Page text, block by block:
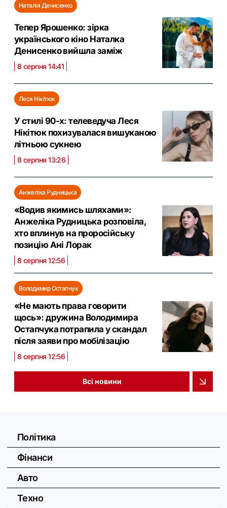
Наталія Денисенко
Тепер Ярошенко: зірка
українського кіно Наталка
Денисенко вийшла заміж
8 серпня 14:41
Леся Нікітюк
У стилі 90-х: телеведуча Леся
Нікітюк похизувалася вишуканою
літньою сукнею
8 серпня 13:26
Анжеліка Рудницька
«Водив якимись шляхами»:
Анжеліка Рудницька розповіла,
хто вплинув на проросійську
позицію Ані Лорак
8 серпня 12:56
Володимир Остапчук
«Не мають права говорити
щось»: дружина Володимира
Остапчука потрапила у скандал
після заяви про мобілізацію
8 серпня 12:56
Всі новини
Політика
Фінанси
Авто
Техно